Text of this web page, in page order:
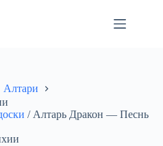
Алтари
/ Алтарь Дракон — Песнь